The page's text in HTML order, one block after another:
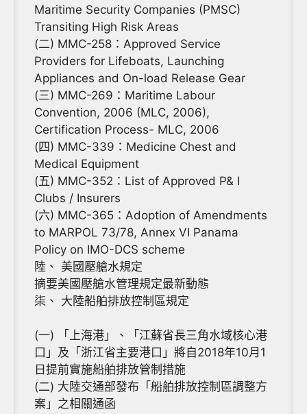
Maritime Security Companies (PMSC)
Transiting High Risk Areas
(二) MMC-258：Approved Service
Providers for Lifeboats, Launching
Appliances and On-load Release Gear
(三) MMC-269：Maritime Labour
Convention, 2006 (MLC, 2006),
Certification Process- MLC, 2006
(四) MMC-339：Medicine Chest and
Medical Equipment
(五) MMC-352：List of Approved P& I
Clubs / Insurers
(六) MMC-365：Adoption of Amendments
to MARPOL 73/78, Annex VI Panama
Policy on IMO-DCS scheme
陸、 美國壓艙水規定
摘要美國壓艙水管理規定最新動態
柒、 大陸船舶排放控制區規定
(一) 「上海港」、「江蘇省長三角水域核心港
口」及「浙江省主要港口」將自2018年10月1
日提前實施船舶排放管制措施
(二) 大陸交通部發布「船舶排放控制區調整方
案」之相關通函